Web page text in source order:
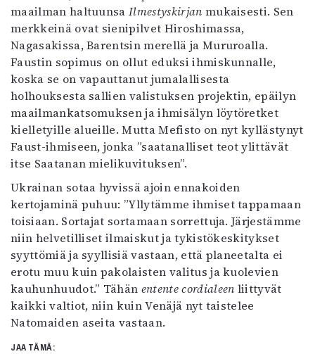
maailman haltuunsaIlmestyskirjan mukaisesti. Sen
merkkeinä ovat sienipilvet Hiroshimassa,
Nagasakissa, Barentsin merellä ja Mururoalla.
Faustin sopimus on ollut eduksi ihmiskunnalle,
koska se on vapauttanut jumalallisesta
holhouksesta sallien valistuksen projektin, epäilyn
maailmankatsomuksen ja ihmisälyn löytöretket
kielletyille alueille. Mutta Mefisto on nyt kyllästynyt
Faust-ihmiseen, jonka ”saatanalliset teot ylittävät
itse Saatanan mielikuvituksen”.
Ukrainan sotaa hyvissä ajoin ennakoiden
kertojaminä puhuu: ”Yllytämme ihmiset tappamaan
toisiaan. Sortajat sortamaan sorrettuja. Järjestämme
niin helvetilliset ilmaiskut ja tykistökeskitykset
syyttömiä ja syyllisiä vastaan, että planeetalta ei
erotu muu kuin pakolaisten valitus ja kuolevien
kauhunhuudot.” Tähän entente cordialeen liittyvät
kaikki valtiot, niin kuin Venäjä nyt taistelee
Natomaiden aseita vastaan.
JAA TÄMÄ: